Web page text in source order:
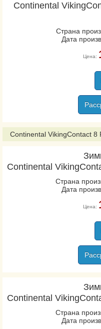
Continental
Страна
Дата
Цена:
Continental VikingContact 8
Continental
Страна
Дата
Цена:
Continental
Страна
Дата